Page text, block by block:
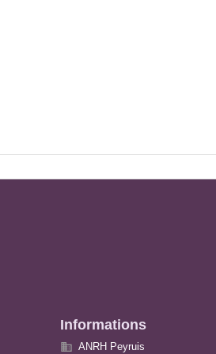
Informations
 ANRH Peyruis